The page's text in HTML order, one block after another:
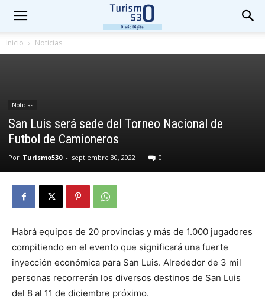
Inicio Noticias
Noticias
San Luis será sede del Torneo Nacional de
Futbol de Camioneros
Por Turismo530 - septiembre 30, 2022 0
Habrá equipos de 20 provincias y más de 1.000 jugadores
compitiendo en el evento que significará una fuerte
inyección económica para San Luis. Alrededor de 3 mil
personas recorrerán los diversos destinos de San Luis
del 8 al 11 de diciembre próximo.